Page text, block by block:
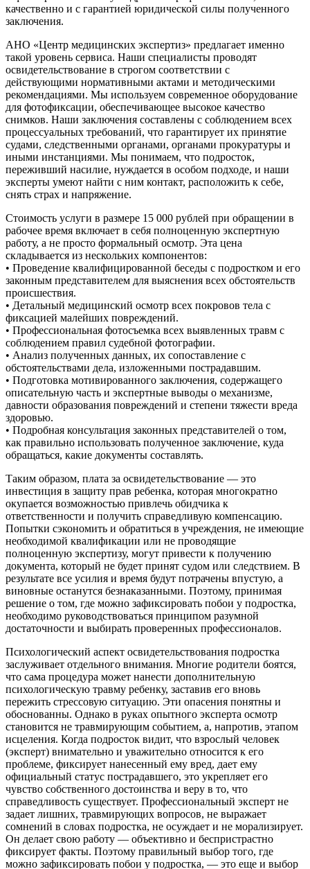
качественно и с гарантией юридической силы полученного
заключения.
АНО «Центр медицинских экспертиз» предлагает именно
такой уровень сервиса. Наши специалисты проводят
освидетельствование в строгом соответствии с
действующими нормативными актами и методическими
рекомендациями. Мы используем современное оборудование
для фотофиксации, обеспечивающее высокое качество
снимков. Наши заключения составлены с соблюдением всех
процессуальных требований, что гарантирует их принятие
судами, следственными органами, органами прокуратуры и
иными инстанциями. Мы понимаем, что подросток,
переживший насилие, нуждается в особом подходе, и наши
эксперты умеют найти с ним контакт, расположить к себе,
снять страх и напряжение.
Стоимость услуги в размере 15 000 рублей при обращении в
рабочее время включает в себя полноценную экспертную
работу, а не просто формальный осмотр. Эта цена
складывается из нескольких компонентов:
• Проведение квалифицированной беседы с подростком и его
законным представителем для выяснения всех обстоятельств
происшествия.
• Детальный медицинский осмотр всех покровов тела с
фиксацией малейших повреждений.
• Профессиональная фотосъемка всех выявленных травм с
соблюдением правил судебной фотографии.
• Анализ полученных данных, их сопоставление с
обстоятельствами дела, изложенными пострадавшим.
• Подготовка мотивированного заключения, содержащего
описательную часть и экспертные выводы о механизме,
давности образования повреждений и степени тяжести вреда
здоровью.
• Подробная консультация законных представителей о том,
как правильно использовать полученное заключение, куда
обращаться, какие документы составлять.
Таким образом, плата за освидетельствование — это
инвестиция в защиту прав ребенка, которая многократно
окупается возможностью привлечь обидчика к
ответственности и получить справедливую компенсацию.
Попытки сэкономить и обратиться в учреждения, не имеющие
необходимой квалификации или не проводящие
полноценную экспертизу, могут привести к получению
документа, который не будет принят судом или следствием. В
результате все усилия и время будут потрачены впустую, а
виновные останутся безнаказанными. Поэтому, принимая
решение о том, где можно зафиксировать побои у подростка,
необходимо руководствоваться принципом разумной
достаточности и выбирать проверенных профессионалов.
Психологический аспект освидетельствования подростка
заслуживает отдельного внимания. Многие родители боятся,
что сама процедура может нанести дополнительную
психологическую травму ребенку, заставив его вновь
пережить стрессовую ситуацию. Эти опасения понятны и
обоснованны. Однако в руках опытного эксперта осмотр
становится не травмирующим событием, а, напротив, этапом
исцеления. Когда подросток видит, что взрослый человек
(эксперт) внимательно и уважительно относится к его
проблеме, фиксирует нанесенный ему вред, дает ему
официальный статус пострадавшего, это укрепляет его
чувство собственного достоинства и веру в то, что
справедливость существует. Профессиональный эксперт не
задает лишних, травмирующих вопросов, не выражает
сомнений в словах подростка, не осуждает и не морализирует.
Он делает свою работу — объективно и беспристрастно
фиксирует факты. Поэтому правильный выбор того, где
можно зафиксировать побои у подростка, — это еще и выбор